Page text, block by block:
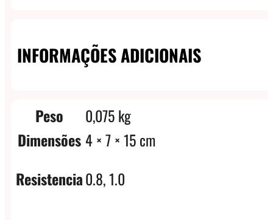
INFORMAÇÕES ADICIONAIS
Peso
0,075 kg
Dimensões 4 × 7 × 15 cm
Resistencia0.8, 1.0